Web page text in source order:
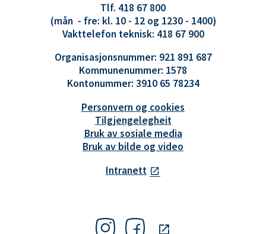
Tlf. 418 67 800
(mån - fre: kl. 10 - 12 og 1230 - 1400)
Vakttelefon teknisk: 418 67 900
Organisasjonsnummer: 921 891 687
Kommunenummer: 1578
Kontonummer: 3910 65 78234
Personvern og cookies
Tilgjengelegheit
Bruk av sosiale media
Bruk av bilde og video
Intranett